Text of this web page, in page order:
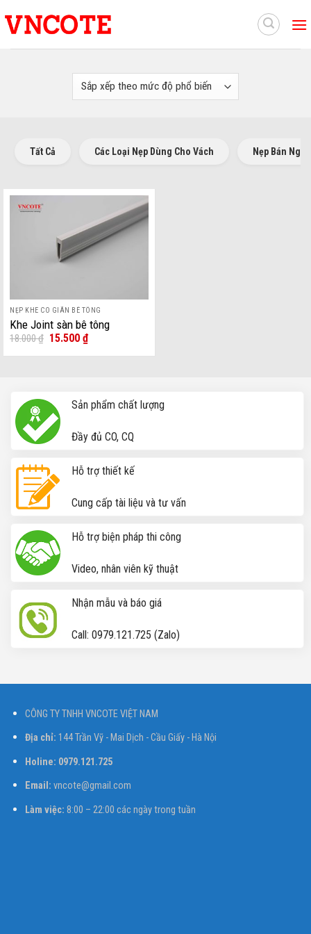
to
Tất Cả Các Loại Nẹp Dùng Cho Vách Nẹp Bán
NẸP KHE CO GIÃN BÊ TÔNG
Khe Joint sàn bê tông
18.000₫ Giá
là:
15.500 ₫Giá
hiện
tại
Khe co giãn
Sản phẩm chất lượng
Đầy đủ CO, CQ
Hỗ trợ thiết kế
Cung cấp tài liệu và tư vấn
Hỗ trợ biện pháp thi công
Video, nhân viên kỹ thuật
Nhận mẫu và báo giá
Call: 0979.121.725 (Zalo)
CÔNG TY TNHH VNCOTE VIỆT NAM
Địa chỉ: 144 Trần Vỹ - Mai Dịch - Cầu Giấy - Hà Nội
Holine: 0979.121.725
Email: vncote@gmail.com
Làm việc: 8:00 – 22:00 các ngày trong tuần